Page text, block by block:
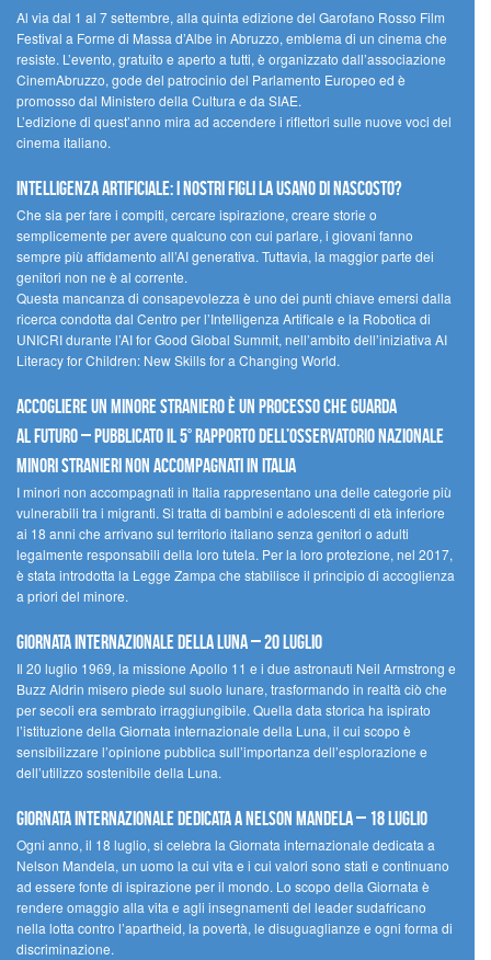
Al via dal 1 al 7 settembre, alla quinta edizione del Garofano Rosso Film
Festival a Forme di Massa d’Albe in Abruzzo, emblema di un cinema che
resiste. L’evento, gratuito e aperto a tutti, è organizzato dall’associazione
CinemAbruzzo, gode del patrocinio del Parlamento Europeo ed è
promosso dal Ministero della Cultura e da SIAE.
L’edizione di quest’anno mira ad accendere i riflettori sulle nuove voci del
cinema italiano.
Intelligenza artificiale: i nostri figli la usano di nascosto?
Che sia per fare i compiti, cercare ispirazione, creare storie o
semplicemente per avere qualcuno con cui parlare, i giovani fanno
sempre più affidamento all’AI generativa. Tuttavia, la maggior parte dei
genitori non ne è al corrente.
Questa mancanza di consapevolezza è uno dei punti chiave emersi dalla
ricerca condotta dal Centro per l’Intelligenza Artificale e la Robotica di
UNICRI durante l’AI for Good Global Summit, nell’ambito dell’iniziativa AI
Literacy for Children: New Skills for a Changing World.
Accogliere un minore straniero è un processo che guarda
al futuro – Pubblicato il 5° rapporto dell’Osservatorio Nazionale
Minori Stranieri Non Accompagnati in Italia
I minori non accompagnati in Italia rappresentano una delle categorie più
vulnerabili tra i migranti. Si tratta di bambini e adolescenti di età inferiore
ai 18 anni che arrivano sul territorio italiano senza genitori o adulti
legalmente responsabili della loro tutela. Per la loro protezione, nel 2017,
è stata introdotta la Legge Zampa che stabilisce il principio di accoglienza
a priori del minore.
Giornata Internazionale della Luna – 20 luglio
Il 20 luglio 1969, la missione Apollo 11 e i due astronauti Neil Armstrong e
Buzz Aldrin misero piede sul suolo lunare, trasformando in realtà ciò che
per secoli era sembrato irraggiungibile. Quella data storica ha ispirato
l’istituzione della Giornata internazionale della Luna, il cui scopo è
sensibilizzare l’opinione pubblica sull’importanza dell’esplorazione e
dell’utilizzo sostenibile della Luna.
Giornata internazionale dedicata a Nelson Mandela – 18 luglio
Ogni anno, il 18 luglio, si celebra la Giornata internazionale dedicata a
Nelson Mandela, un uomo la cui vita e i cui valori sono stati e continuano
ad essere fonte di ispirazione per il mondo. Lo scopo della Giornata è
rendere omaggio alla vita e agli insegnamenti del leader sudafricano
nella lotta contro l’apartheid, la povertà, le disuguaglianze e ogni forma di
discriminazione.